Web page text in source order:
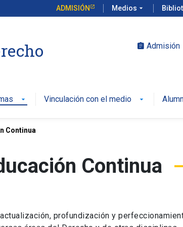
ADMISIÓN Medios arrow_drop_down
assignment Admisión
arrow_drop_down Vinculación con el medio arrow_drop_down
Continua
Continua
profundización y